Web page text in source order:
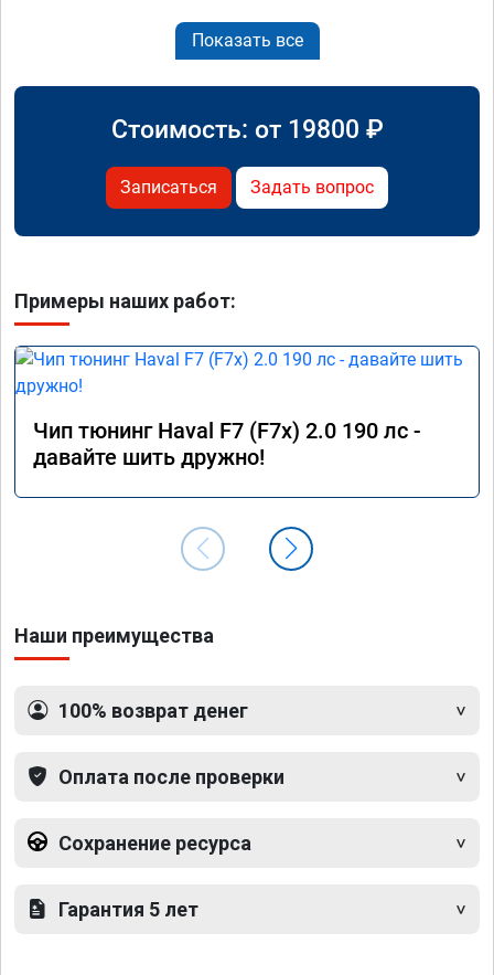
Показать все
Стоимость: от 19800 ₽
Записаться Задать вопрос
Примеры наших работ:
Чип тюнинг Haval F7 (F7x) 2.0 190 лс -
давайте шить дружно!
Наши преимущества
100% возврат денег
Оплата после проверки
Сохранение ресурса
Гарантия 5 лет